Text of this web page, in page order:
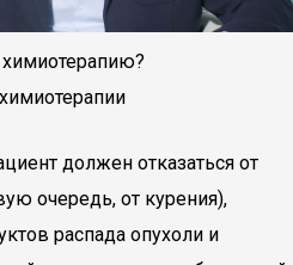
химиотерапию?
должен отказаться от
очередь, от курения),
распада опухоли и